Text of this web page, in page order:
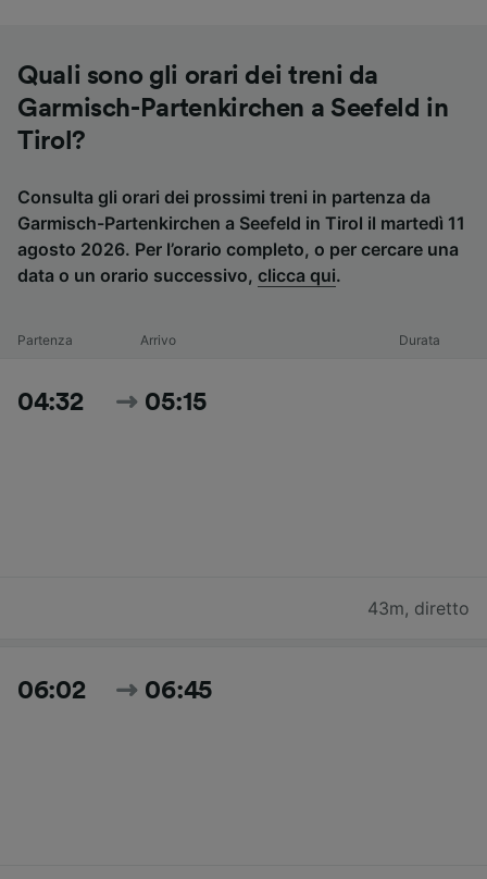
Quali sono gli orari dei treni da
Garmisch-Partenkirchen a Seefeld in
Tirol?
Consulta gli orari dei prossimi treni in partenza da
Garmisch-Partenkirchen a Seefeld in Tirol il martedì 11
agosto 2026. Per l’orario completo, o per cercare una
data o un orario successivo, clicca qui.
Partenza Arrivo Durata
04:32 05:15
43m, diretto
06:02 06:45